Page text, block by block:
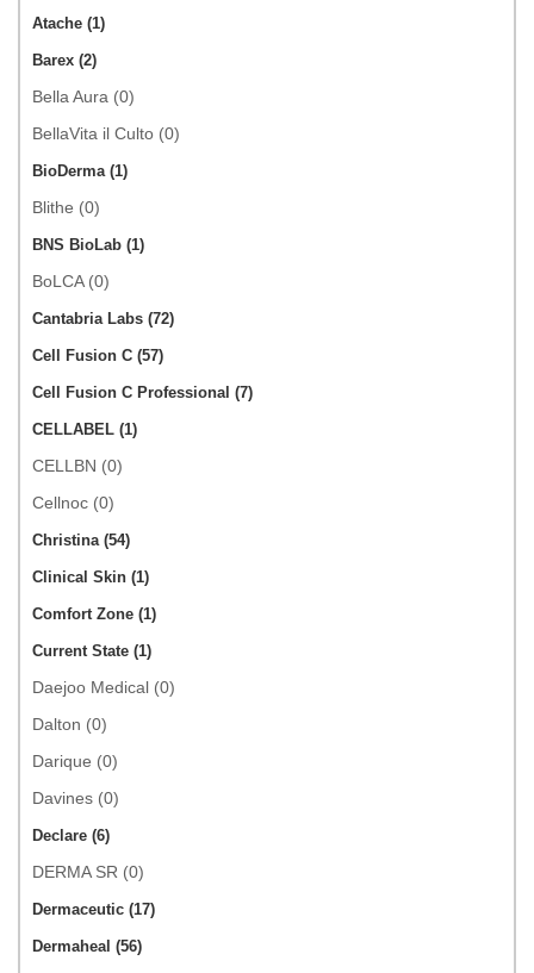
Atache (1)
Barex (2)
Bella Aura (0)
BellaVita il Culto (0)
BioDerma (1)
Blithe (0)
BNS BioLab (1)
BoLCA (0)
Cantabria Labs (72)
Cell Fusion C (57)
Cell Fusion C Professional (7)
CELLABEL (1)
CELLBN (0)
Cellnoc (0)
Christina (54)
Clinical Skin (1)
Comfort Zone (1)
Current State (1)
Daejoo Medical (0)
Dalton (0)
Darique (0)
Davines (0)
Declare (6)
DERMA SR (0)
Dermaceutic (17)
Dermaheal (56)